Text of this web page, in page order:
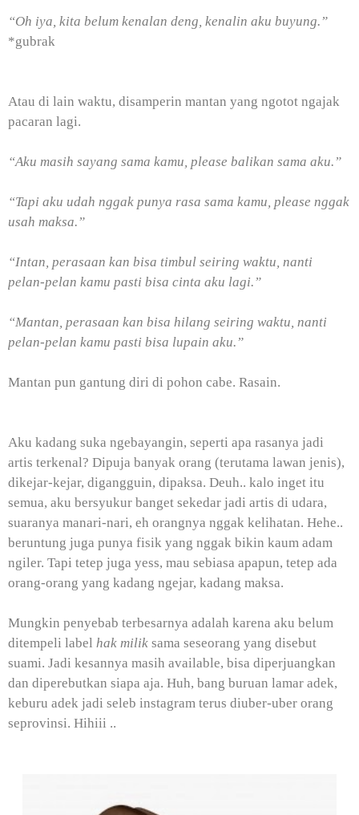
“Oh iya, kita belum kenalan deng, kenalin aku buyung.”
*gubrak
Atau di lain waktu, disamperin mantan yang ngotot ngajak
pacaran lagi.
“Aku masih sayang sama kamu, please balikan sama aku.”
“Tapi aku udah nggak punya rasa sama kamu, please nggak
usah maksa.”
“Intan, perasaan kan bisa timbul seiring waktu, nanti
pelan-pelan kamu pasti bisa cinta aku lagi.”
“Mantan, perasaan kan bisa hilang seiring waktu, nanti
pelan-pelan kamu pasti bisa lupain aku.”
Mantan pun gantung diri di pohon cabe. Rasain.
Aku kadang suka ngebayangin, seperti apa rasanya jadi
artis terkenal? Dipuja banyak orang (terutama lawan jenis),
dikejar-kejar, digangguin, dipaksa. Deuh.. kalo inget itu
semua, aku bersyukur banget sekedar jadi artis di udara,
suaranya manari-nari, eh orangnya nggak kelihatan. Hehe..
beruntung juga punya fisik yang nggak bikin kaum adam
ngiler. Tapi tetep juga yess, mau sebiasa apapun, tetep ada
orang-orang yang kadang ngejar, kadang maksa.
Mungkin penyebab terbesarnya adalah karena aku belum
ditempeli label hak milik sama seseorang yang disebut
suami. Jadi kesannya masih available, bisa diperjuangkan
dan diperebutkan siapa aja. Huh, bang buruan lamar adek,
keburu adek jadi seleb instagram terus diuber-uber orang
seprovinsi. Hihiii ..